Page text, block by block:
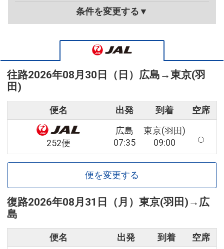
条件を変更する▼
往路2026年08月30日（日） 広島 →東京(羽
田)
便名 出発 到着 空席
252便
広島
07:35
東京(羽田)
09:00
便を変更する
復路2026年08月31日（月） 東京(羽田) → 広
島
便名 出発 到着 空席